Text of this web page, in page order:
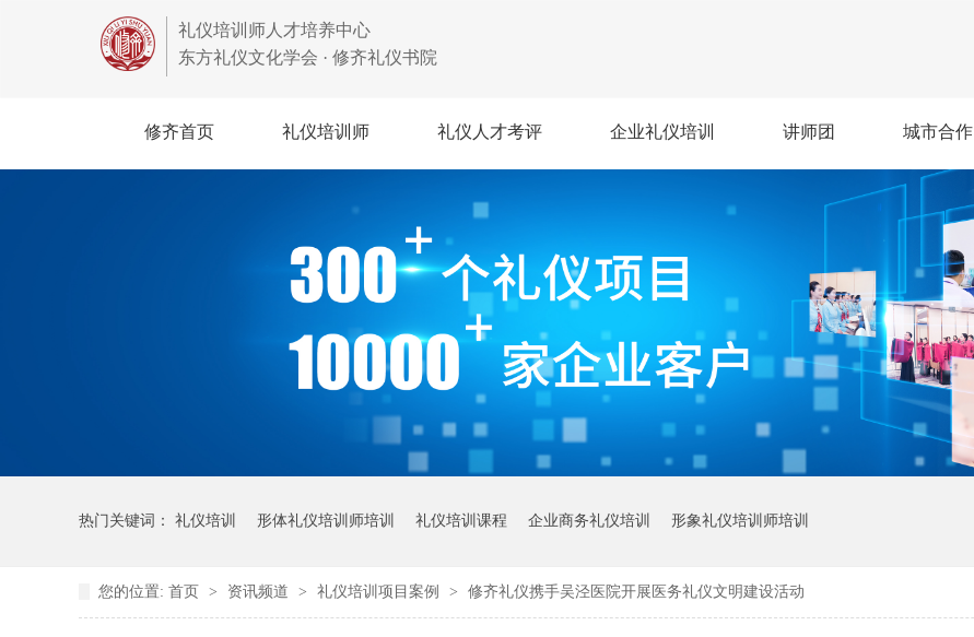
礼仪培训师人才培养中心
东方礼仪文化学会 · 修齐礼仪书院
修齐首页 礼仪培训师 礼仪人才考评 企业礼仪培训 讲师团 城市合作
热门关键词： 礼仪培训 形体礼仪培训师培训 礼仪培训课程 企业商务礼仪培训 形象礼仪培训师培训
您的位置: 首页 > 资讯频道 > 礼仪培训项目案例 > 修齐礼仪携手吴泾医院开展医务礼仪文明建设活动